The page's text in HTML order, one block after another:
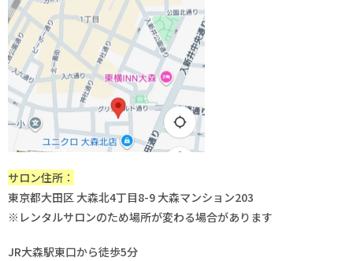
サロン住所：
東京都大田区 大森北4丁目8-9 大森マンション203
※レンタルサロンのため場所が変わる場合があります
JR大森駅東口から徒歩5分